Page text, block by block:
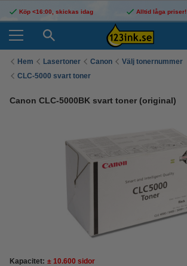
Köp <16:00, skickas idag Alltid låga priser!
Hem Lasertoner Canon
Välj tonernummer
CLC-5000 svart toner
Canon CLC-5000BK svart toner (original)
Kapacitet: ± 10.600 sidor